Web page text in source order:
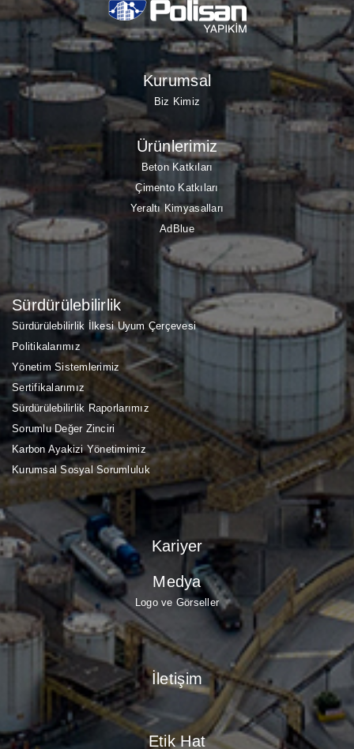
Kurumsal
Biz Kimiz
Ürünlerimiz
Beton Katkıları
Çimento Katkıları
Yeraltı Kimyasalları
AdBlue
Sürdürülebilirlik
Sürdürülebilirlik İlkesi Uyum Çerçevesi
Politikalarımız
Yönetim Sistemlerimiz
Sertifikalarımız
Sürdürülebilirlik Raporlarımız
Sorumlu Değer Zinciri
Karbon Ayakizi Yönetimimiz
Kurumsal Sosyal Sorumluluk
Kariyer
Medya
Logo ve Görseller
İletişim
Etik Hat